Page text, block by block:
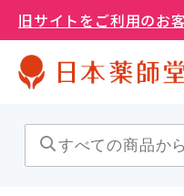
旧サイトをご利用のお